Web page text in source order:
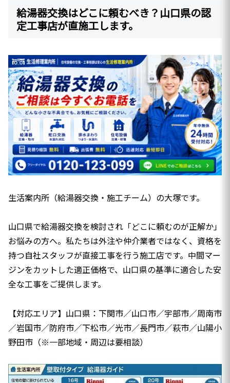
給湯器交換はどこに頼むべき？山口県の認
定工事店が直施工します。
生活案内所（給湯器交換・施工チーム）の大塚です。
山口県で給湯器交換を検討され「どこに頼むのが正解か」
お悩みの方へ。私たちは外注や仲介業者ではなく、資格を
持つ自社スタッフが直接工事を行う施工店です。中間マー
ジンをカットした適正価格で、山口県の基準に適合した安
全な工事をご提供します。
【対応エリア】山口県：下関市／山口市／宇部市／周南市
／岩国市／防府市／下松市／光市／長門市／萩市／山陽小
野田市（※一部地域・周辺は要相談）